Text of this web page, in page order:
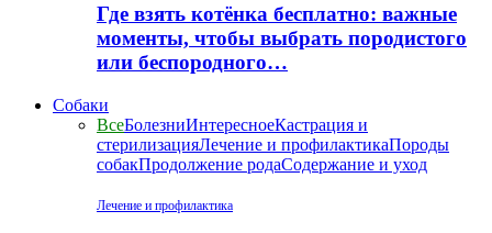
Где взять котёнка бесплатно: важные
моменты, чтобы выбрать породистого
или беспородного…
Собаки
ВсеБолезниИнтересноеКастрация и
стерилизацияЛечение и профилактикаПороды
собакПродолжение родаСодержание и уход
Лечение и профилактика